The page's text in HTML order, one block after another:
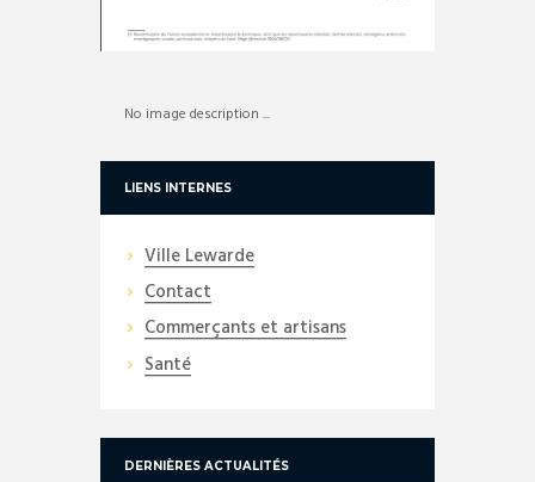
No image description ...
LIENS INTERNES
Ville Lewarde
Contact
Commerçants et artisans
Santé
DERNIÈRES ACTUALITÉS